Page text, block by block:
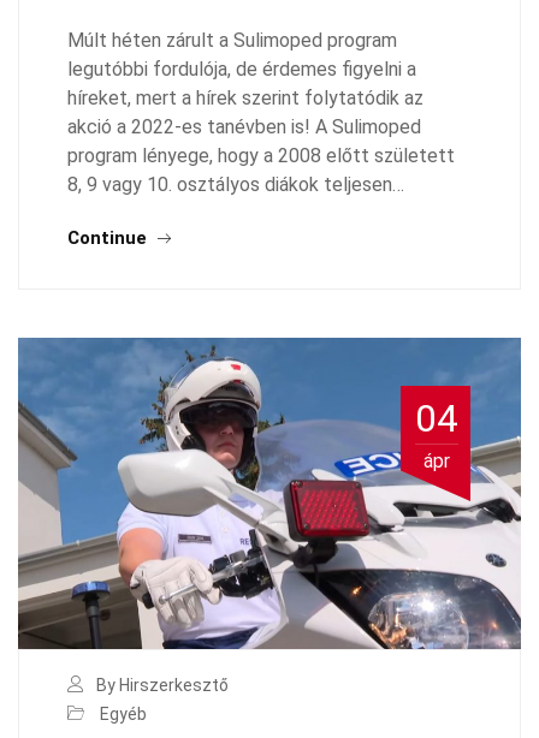
Múlt héten zárult a Sulimoped program
legutóbbi fordulója, de érdemes figyelni a
híreket, mert a hírek szerint folytatódik az
akció a 2022-es tanévben is! A Sulimoped
program lényege, hogy a 2008 előtt született
8, 9 vagy 10. osztályos diákok teljesen…
Continue
04
ápr
By Hirszerkesztő
Egyéb